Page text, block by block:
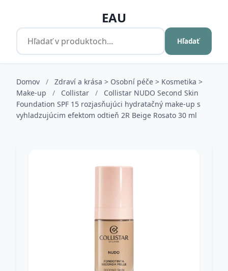
EAU
Hľadať
Domov /
Zdraví a krása > Osobní péče > Kosmetika >
Make-up
/ Collistar /
Collistar NUDO Second Skin
Foundation SPF 15 rozjasňujúci hydratačný make-up s
vyhladzujúcim efektom odtieň 2R Beige Rosato 30 ml